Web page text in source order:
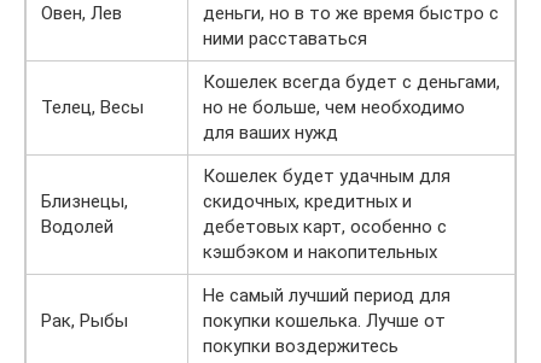
Овен, Лев
деньги, но в то же время быстро с
ними расставаться
Телец, Весы
Кошелек всегда будет с деньгами,
но не больше, чем необходимо
для ваших нужд
Близнецы,
Водолей
Кошелек будет удачным для
скидочных, кредитных и
дебетовых карт, особенно с
кэшбэком и накопительных
Рак, Рыбы
Не самый лучший период для
покупки кошелька. Лучше от
покупки воздержитесь